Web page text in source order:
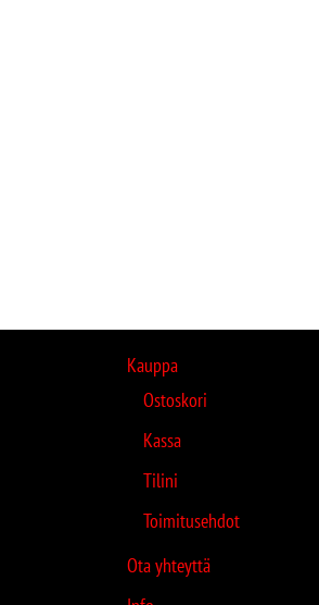
Kauppa
Ostoskori
Kassa
Tilini
Toimitusehdot
Ota yhteyttä